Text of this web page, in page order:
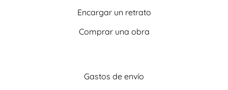
Encargar un retrato
Comprar una obra
Gastos de envío